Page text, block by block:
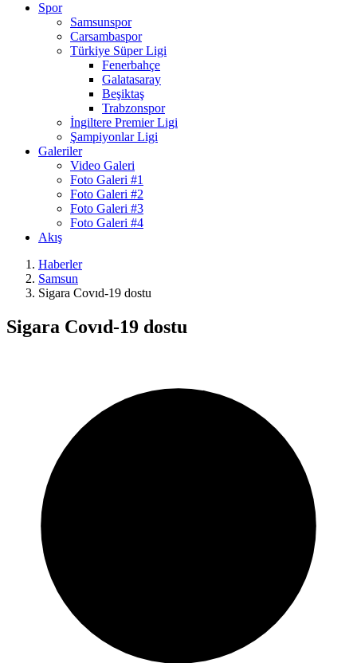
Spor
Samsunspor
Carsambaspor
Türkiye Süper Ligi
Fenerbahçe
Galatasaray
Beşiktaş
Trabzonspor
İngiltere Premier Ligi
Şampiyonlar Ligi
Galeriler
Video Galeri
Foto Galeri #1
Foto Galeri #2
Foto Galeri #3
Foto Galeri #4
Akış
Haberler
Samsun
Sigara Covıd-19 dostu
Sigara Covıd-19 dostu